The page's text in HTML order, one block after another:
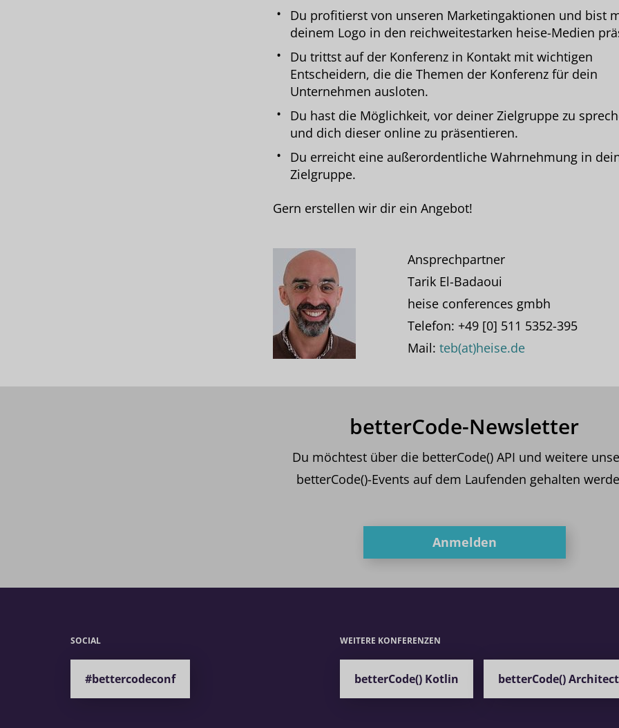
Du profitierst von unseren Marketingaktionen und bist
deinem Logo in den reichweitestarken heise-Medien
Du trittst auf der Konferenz in Kontakt mit wichtigen
Entscheidern, die die Themen der Konferenz für dein
Unternehmen ausloten.
Du hast die Möglichkeit, vor deiner Zielgruppe zu
und dich dieser online zu präsentieren.
Du erreicht eine außerordentliche Wahrnehmung in
Zielgruppe.
Gern erstellen wir dir ein Angebot!
Ansprechpartner
Tarik El-Badaoui
heise conferences gmbh
Telefon: +49 [0] 511 5352-395
Mail: teb(at)heise.de
betterCode-Newsletter
Du möchtest über die betterCode() API und weitere
betterCode()-Events auf dem Laufenden gehalten
Anmelden
SOCIAL
#bettercodeconf
WEITERE KONFERENZEN
betterCode() Kotlin betterCode()